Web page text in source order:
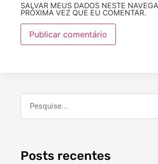
SALVAR MEUS DADOS NESTE
PRÓXIMA VEZ QUE EU COMENTAR.
Posts recentes